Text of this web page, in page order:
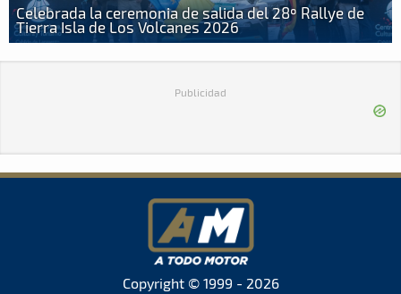
Celebrada la ceremonia de salida del 28º Rallye de
Tierra Isla de Los Volcanes 2026
Publicidad
Copyright © 1999 - 2026